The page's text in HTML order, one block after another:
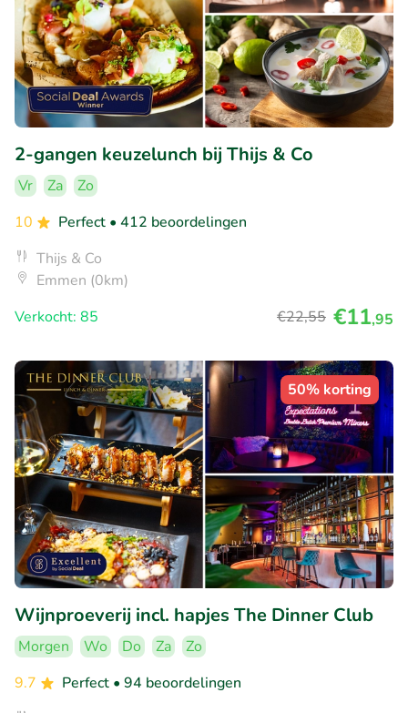
2-gangen keuzelunch bij Thijs & Co
Vr Za
Zo
10
Perfect • 412 beoordelingen
Thijs & Co
Emmen (0km)
Verkocht: 85
€22,55 €11,95
50% korting
Wijnproeverij incl. hapjes The Dinner Club
Morgen Wo Do Za
Zo
9.7
Perfect • 94 beoordelingen